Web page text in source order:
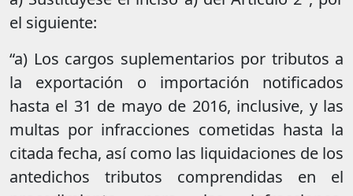
el siguiente:
“a) Los cargos suplementarios por tributos a
la exportación o importación notificados
hasta el 31 de mayo de 2016, inclusive, y las
multas por infracciones cometidas hasta la
citada fecha, así como las liquidaciones de los
antedichos tributos comprendidas en el